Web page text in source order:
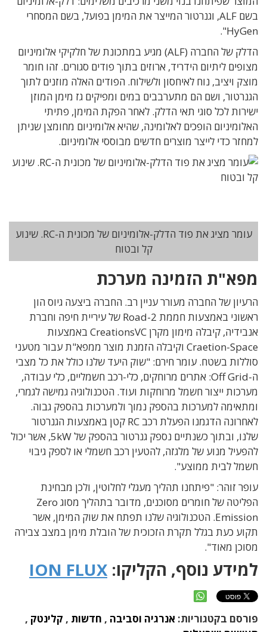
בשם ALF, וגנרטור המייצר את המימן בפועל, בשם המסחרי
HyGen".
הדלק של החברה (ALF) מגיע במתכונת של חלקיקי אלומיניום
מצופים ליתיום הידריד, ארוזים בתוך פודים סגורים. זהו חומר
מוצק ויציב, נוח לאיחסון ולשילוח. הפודים האלה מוזנים לתוך
הגנרטור, ושם הם מתערבבים במים ומפיקים גז מימן המוזן
ישירות לכל סוגי תאי הדלק. לאחר הפקת המימן, פתיתי
האלומיניום הופכים לאלומינה, שהיא אלומיניום מחומצן שניתן
למחזר כדי לייצר מוצרים חדשים מבוססי אלומיניום.
עומר מציג את פוד הדלק-אלומיניום של מכונית ה-RC. שינוע
קל ובטוח
מפא"ת הזמינה מערכת
הרעיון של החברה מעורר עניין רב. החברה ביצעה גיוס הון
ראשוני באמצעות חממת Road-2 של עיריית חיפה וחברת
אנבידיה, קיבלה מימון מקרן CreationsVC באמצעות
Craetion-Space וקיבלה הזמנת מוצר ממפא"ת עבור מטעני
סוללות בשטח. עומר חירם: "שוק היעד שלנו כולל את כל מצבי
ה-Off Grid: אתרים מרוחקים, כלי-רכב חשמליים, כלי עבודה,
מערכות ייצור חשמל מרוחקות ועוד. הטכנולוגיה גמישה לגמרי,
ומתאימה למערכות בהספק נמוך ולמערכות בהספק גבוה.
לאחרונה הדגמנו הפעלת רכב RC קטן באמצעות הגנרטור
שלנו, ובתוך כשנתיים נספק גנרטור בהספק של 5kW, אשר יכול
להפעיל מנוע של מלגזה, להטעין רכב חשמלי או לספק גיבוי
חשמל לבית ממוצע".
עופר זוהר: "פיתחנו תהליך מעגלי לחלוטין, ולכן מבחינת
הפליטה של חומרים מסוכנים, מדובר בתהליך מסוג Zero
Emission. הטכנולוגיה שלנו תפתח את שוק המימן, אשר
תקוע כעת בגלל תקרת הזכוכית של הובלת מימן במצב צבירה
מסוכן מאוד".
למידע נוסף, הקליקו: ION FLUX
פורסם בקטגוריות: אנרגיה וסביבה , חדשות , קלינטק ,